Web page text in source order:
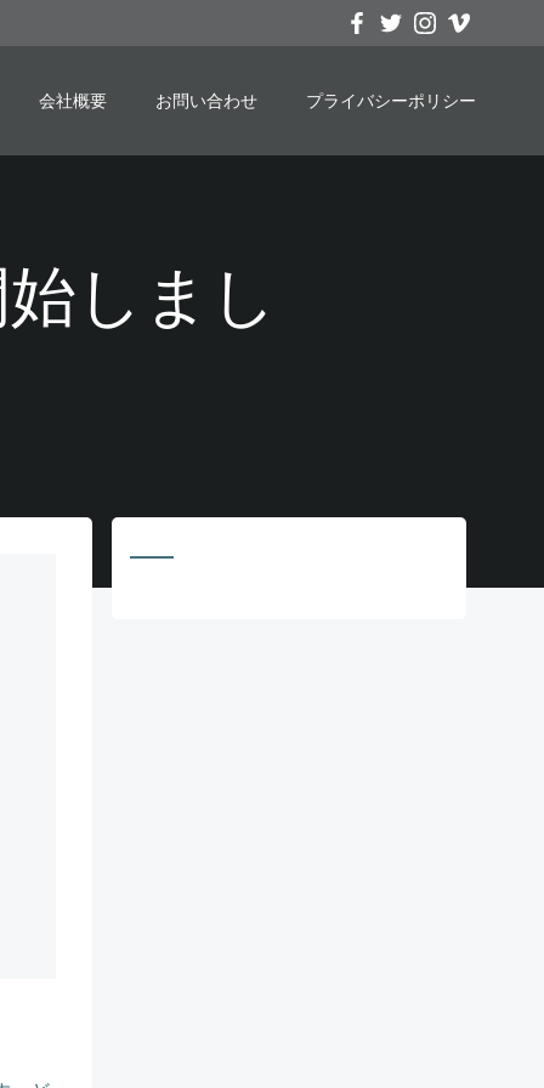
会社概要 お問い合わせ プライバシーポリシー
しまし